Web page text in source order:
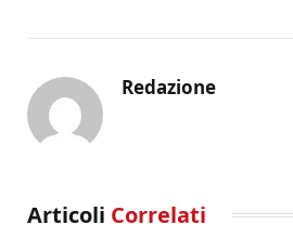
Redazione
Articoli Correlati